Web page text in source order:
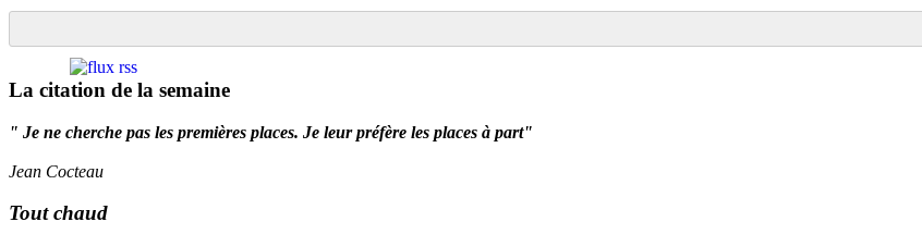
La citation de la semaine
" Je ne cherche pas les premières places. Je leur préfère les places à part"
Jean Cocteau
Tout chaud